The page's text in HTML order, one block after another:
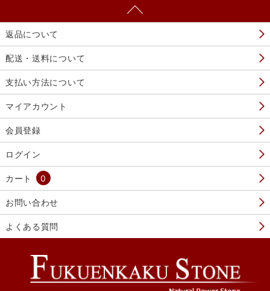
返品について
配送・送料について
支払い方法について
マイアカウント
会員登録
ログイン
カート 0
お問い合わせ
よくある質問